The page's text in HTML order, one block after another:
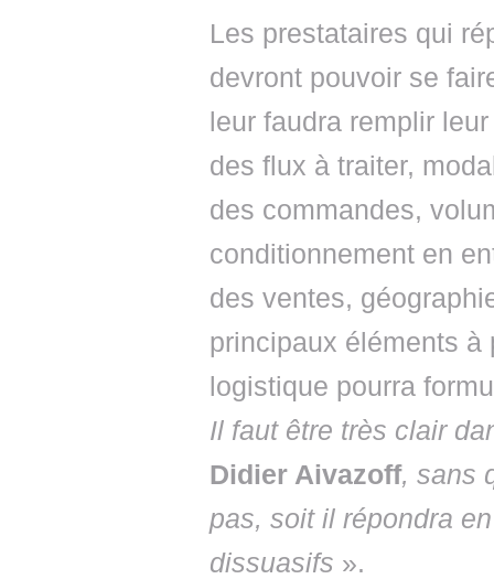
Les prestataires qui
devront pouvoir se
leur faudra remplir
des flux à traiter,
des commandes,
conditionnement en
des ventes,
principaux éléments à
logistique pourra
Il faut être très clair
Didier Aivazoff, sans
pas, soit il répondra
dissuasifs ».